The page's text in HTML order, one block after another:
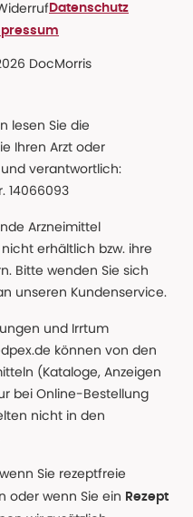
Datenschutz
DocMorris
lesen Sie die
Ihren Arzt oder
verantwortlich:
14066093
Arzneimittel
erhältlich bzw. ihre
Bitte wenden Sie sich
unseren Kundenservice.
und Irrtum
können von den
(Kataloge, Anzeigen
bei Online-Bestellung
nicht in den
Sie rezeptfreie
oder wenn Sie ein Rezept